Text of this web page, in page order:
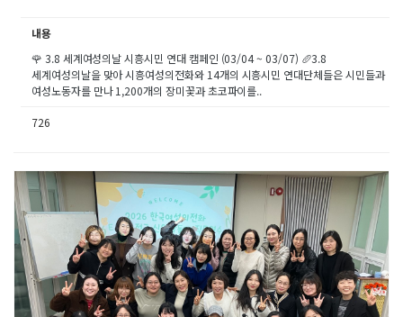
내용
🌹 3.8 세계여성의날 시흥시민 연대 캠페인 (03/04 ~ 03/07) 🥖3.8
세계여성의날을 맞아 시흥여성의전화와 14개의 시흥시민 연대단체들은 시민들과
여성노동자를 만나 1,200개의 장미꽃과 초코파이를..
726